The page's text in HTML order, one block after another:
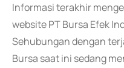
Informasi terakhir
website PT Bursa Efek
Sehubungan dengan
Bursa saat ini sedang